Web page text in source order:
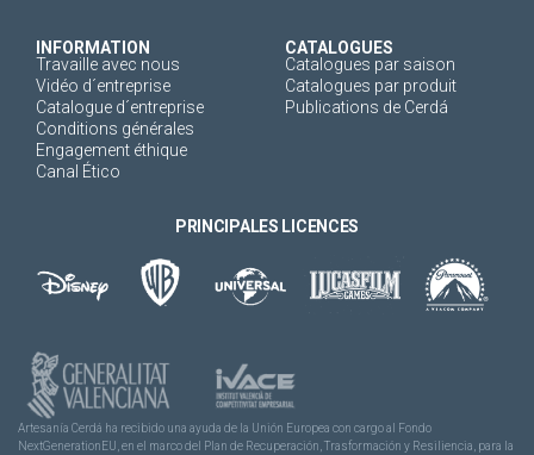
INFORMATION
Travaille avec nous
Vidéo d´entreprise
Catalogue d´entreprise
Conditions générales
Engagement éthique
Canal Ético
CATALOGUES
Catalogues par saison
Catalogues par produit
Publications de Cerdá
PRINCIPALES LICENCES
Artesanía Cerdá ha recibido una ayuda de la Unión Europea con cargo al Fondo
NextGenerationEU, en el marco del Plan de Recuperación, Trasformación y Resiliencia, para la